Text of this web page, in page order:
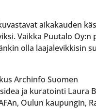
aikakauden
Vaikka Puutalo Oy:n
olla laajalevikkisin
Archinfo Suomen
ja kuratointi Laura
Oulun kaupungin,